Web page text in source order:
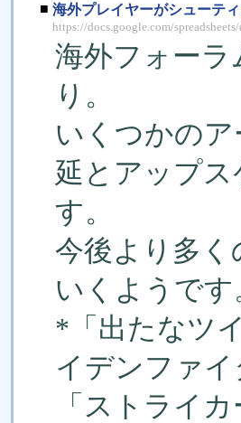
■ 海外プレイヤーがシューテ
https://docs.google.com/
海外フォーラ
り。
いくつかの
延とアップ
す。
今後より多く
いくようです
*「出たなツ
イデンファ
「ストライ